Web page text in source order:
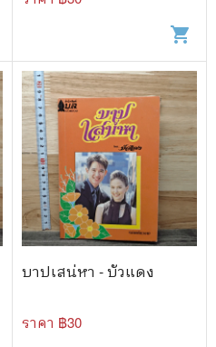
shopping_cart
บาปเสน่หา - บัวแดง
ราคา ฿30